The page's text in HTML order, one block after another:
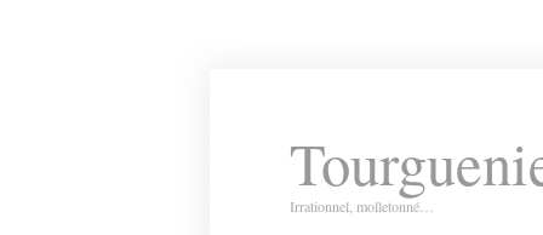
Irrationnel, molletonné…